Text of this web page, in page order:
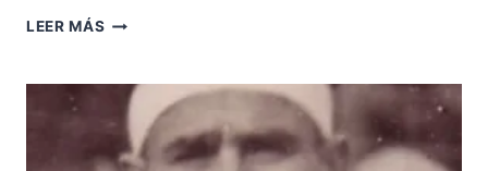
LEER MÁS HOY
AÑOS.
BETIS
REAL